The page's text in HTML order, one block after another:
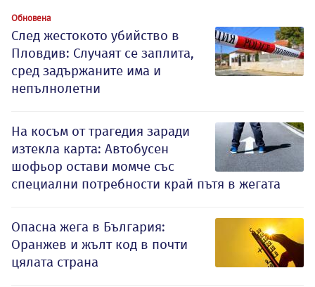
Обновена
След жестокото убийство в
Пловдив: Случаят се заплита,
сред задържаните има и
непълнолетни
На косъм от трагедия заради
изтекла карта: Автобусен
шофьор остави момче със
специални потребности край пътя в жегата
Опасна жега в България:
Оранжев и жълт код в почти
цялата страна